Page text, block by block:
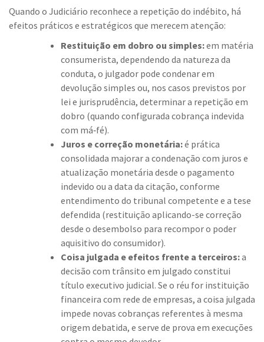
Quando o Judiciário reconhece a repetição do indébito, há
efeitos práticos e estratégicos que merecem atenção:
Restituição em dobro ou simples:em matéria
consumerista, dependendo da natureza da
conduta, o julgador pode condenar em
devolução simples ou, nos casos previstos por
lei e jurisprudência, determinar a repetição em
dobro (quando configurada cobrança indevida
com má‑fé).
Juros e correção monetária:é prática
consolidada majorar a condenação com juros e
atualização monetária desde o pagamento
indevido ou a data da citação, conforme
entendimento do tribunal competente e a tese
defendida (restituição aplicando-se correção
desde o desembolso para recompor o poder
aquisitivo do consumidor).
Coisa julgada e efeitos frente a terceiros:a
decisão com trânsito em julgado constitui
título executivo judicial. Se o réu for instituição
financeira com rede de empresas, a coisa julgada
impede novas cobranças referentes à mesma
origem debatida, e serve de prova em execuções